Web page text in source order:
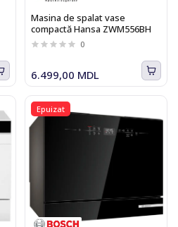
Masina de spalat vase
compactă Hansa ZWM556BH
0
6.499,00 MDL
Epuizat